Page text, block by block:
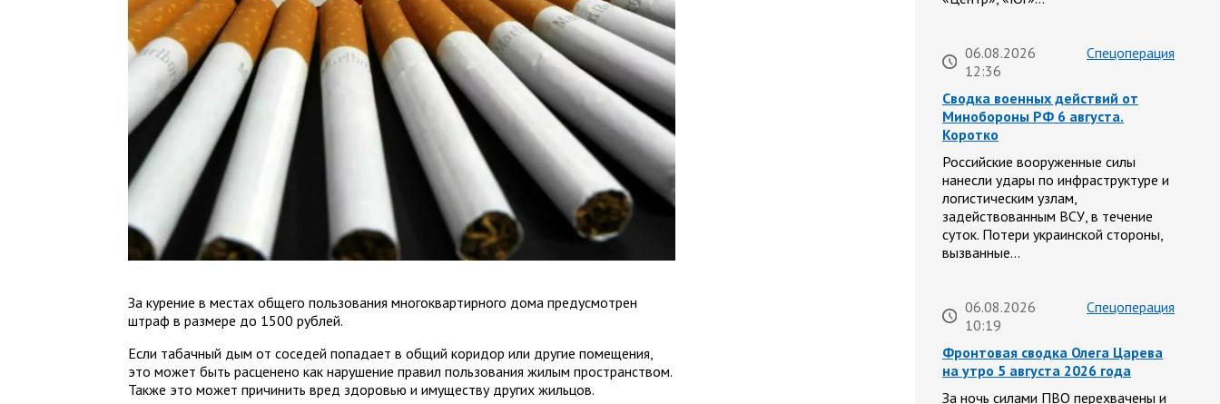
За курение в местах общего пользования многоквартирного дома предусмотрен
штраф в размере до 1500 рублей.
Если табачный дым от соседей попадает в общий коридор или другие помещения,
это может быть расценено как нарушение правил пользования жилым пространством.
Также это может причинить вред здоровью и имуществу других жильцов.
06.08.2026
12:36
Спецоперация
Сводка военных действий от
Минобороны РФ 6 августа.
Коротко
Российские вооруженные силы
нанесли удары по инфраструктуре и
логистическим узлам,
задействованным ВСУ, в течение
суток. Потери украинской стороны,
вызванные…
06.08.2026
10:19
Спецоперация
Фронтовая сводка Олега Царева
на утро 5 августа 2026 года
За ночь силами ПВО перехвачены и